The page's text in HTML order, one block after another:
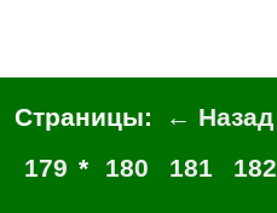
Страницы: ← Назад
179 * 180 181 182